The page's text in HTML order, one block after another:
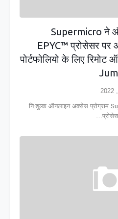
Supermicro ने
EPYC™ प्रोसेसर पर
पोर्टफोलियो के लिए रिमोट
नि:शुल्क ऑनलाइन अक्सेस